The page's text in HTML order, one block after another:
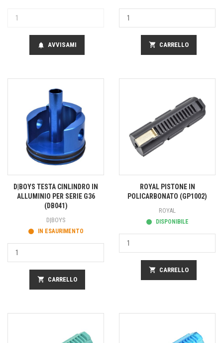
notifications AVVISAMI shopping_cart CARRELLO
D|BOYS TESTA CINLINDRO IN
ALLUMINIO PER SERIE G36
(DB041)
D|BOYS
IN ESAURIMENTO
shopping_cart CARRELLO
ROYAL PISTONE IN
POLICARBONATO (GP1002)
ROYAL
DISPONIBILE
shopping_cart CARRELLO